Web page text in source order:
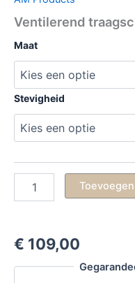
Ventilerend
Maat
Stevigheid
traagschuim
€ 109,00